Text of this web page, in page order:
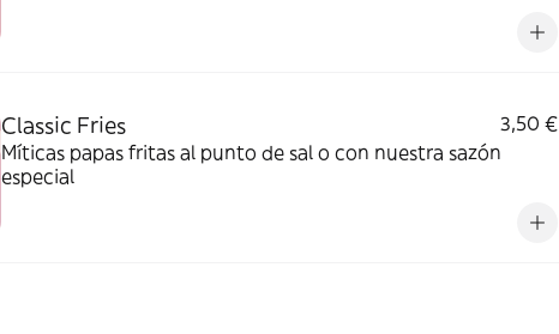
Classic Fries
3,50 €
Míticas papas fritas al punto de sal o con nuestra sazón
especial